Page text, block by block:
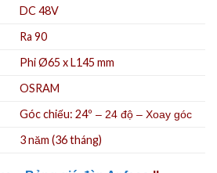
DC 48V
Ra 90
Phi Ø65 x L145 mm
OSRAM
Góc chiếu: 24º – 24 độ – Xoay góc
3 năm (36 tháng)